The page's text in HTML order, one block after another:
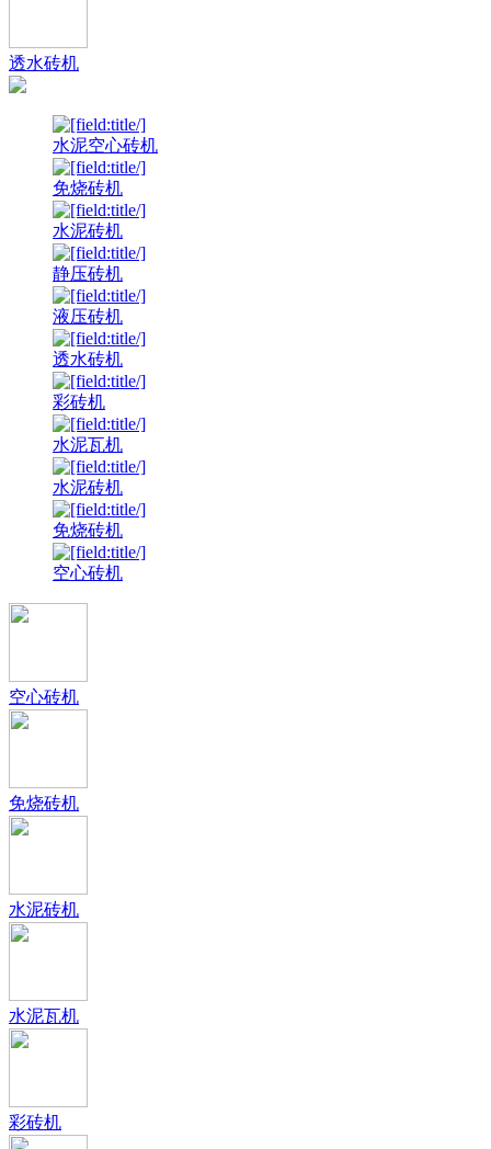
透水砖机
水泥空心砖机
免烧砖机
水泥砖机
静压砖机
液压砖机
透水砖机
彩砖机
水泥瓦机
水泥砖机
免烧砖机
空心砖机
空心砖机
免烧砖机
水泥砖机
水泥瓦机
彩砖机